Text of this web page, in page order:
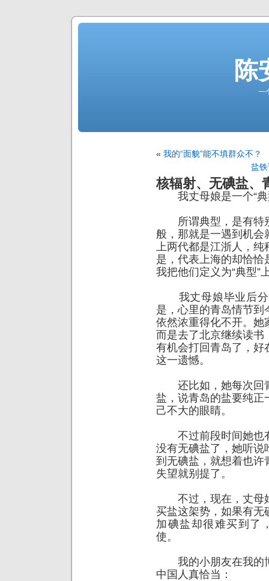
陈
一
« 我的“面貌”能不填群众不？
盐
核辐射、无碘盐、
我丈母娘是一个“典
所谓典型，是有特
般，那就是一遇到机会
上两代都是江浙人，纯
是，代表上海的却恰
我把他们定义为“典型”
我丈母娘毕业后分
是，心里的青岛情节
依然浓重得化不开。她
而是去了北京继续读书
有机会打回青岛了，好
这一遗憾。
还比如，她每次回
盐，说青岛的盐要纯正
己不大的眼睛。
不过前段时间她也
没有无碘盐了，她听说
到无碘盐，就想着也许
失望就别提了。
不过，现在，丈母
买盐这架势，如果有无
加碘盐却很难买到了
使。
我的小朋友在我的
中国人真恰当：